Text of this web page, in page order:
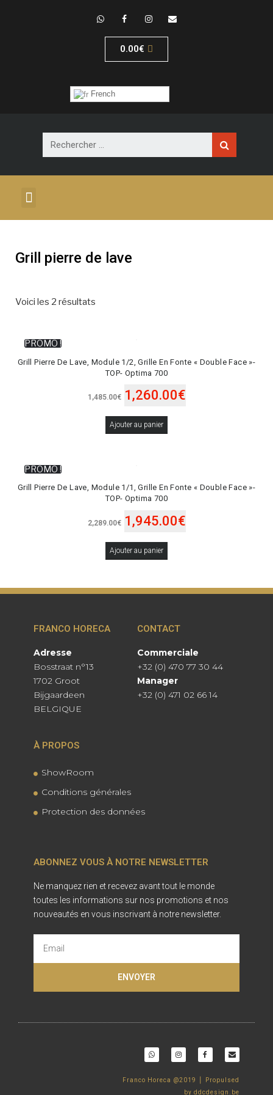
0.00€
French
Grill pierre de lave
Voici les 2 résultats
PROMO !
Grill Pierre De Lave, Module 1/2, Grille En Fonte « Double Face »-
TOP- Optima 700
1,485.00€ 1,260.00€
Ajouter au panier
PROMO !
Grill Pierre De Lave, Module 1/1, Grille En Fonte « Double Face »-
TOP- Optima 700
2,289.00€ 1,945.00€
Ajouter au panier
FRANCO HORECA
Adresse
Bosstraat n°13
1702 Groot
Bijgaardeen
BELGIQUE
CONTACT
Commerciale
+32 (0) 470 77 30 44
Manager
+32 (0) 471 02 66 14
À PROPOS
ShowRoom
Conditions générales
Protection des données
ABONNEZ VOUS À NOTRE NEWSLETTER
Ne manquez rien et recevez avant tout le monde
toutes les informations sur nos promotions et nos
nouveautés en vous inscrivant à notre newsletter.
ENVOYER
Franco Horeca @2019 ⎪ Propulsed
by ddcdesign.be